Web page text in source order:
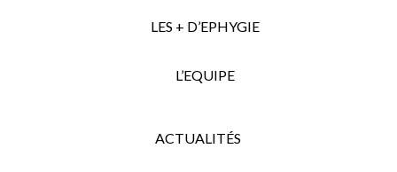
LES + D’EPHYGIE
L’EQUIPE
ACTUALITÉS